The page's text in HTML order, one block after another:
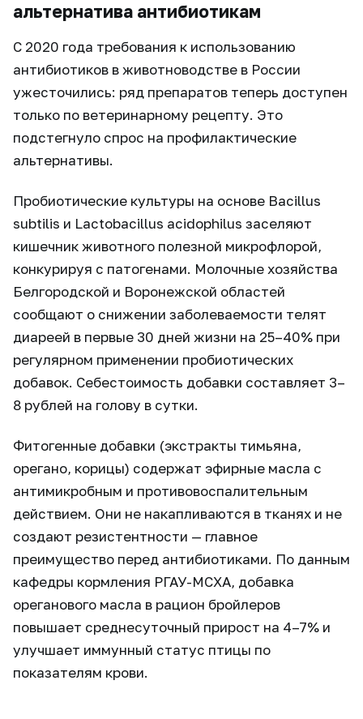
альтернатива антибиотикам
С 2020 года требования к использованию
антибиотиков в животноводстве в России
ужесточились: ряд препаратов теперь доступен
только по ветеринарному рецепту. Это
подстегнуло спрос на профилактические
альтернативы.
Пробиотические культуры на основе Bacillus
subtilis и Lactobacillus acidophilus заселяют
кишечник животного полезной микрофлорой,
конкурируя с патогенами. Молочные хозяйства
Белгородской и Воронежской областей
сообщают о снижении заболеваемости телят
диареей в первые 30 дней жизни на 25–40% при
регулярном применении пробиотических
добавок. Себестоимость добавки составляет 3–
8 рублей на голову в сутки.
Фитогенные добавки (экстракты тимьяна,
орегано, корицы) содержат эфирные масла с
антимикробным и противовоспалительным
действием. Они не накапливаются в тканях и не
создают резистентности — главное
преимущество перед антибиотиками. По данным
кафедры кормления РГАУ-МСХА, добавка
ореганового масла в рацион бройлеров
повышает среднесуточный прирост на 4–7% и
улучшает иммунный статус птицы по
показателям крови.